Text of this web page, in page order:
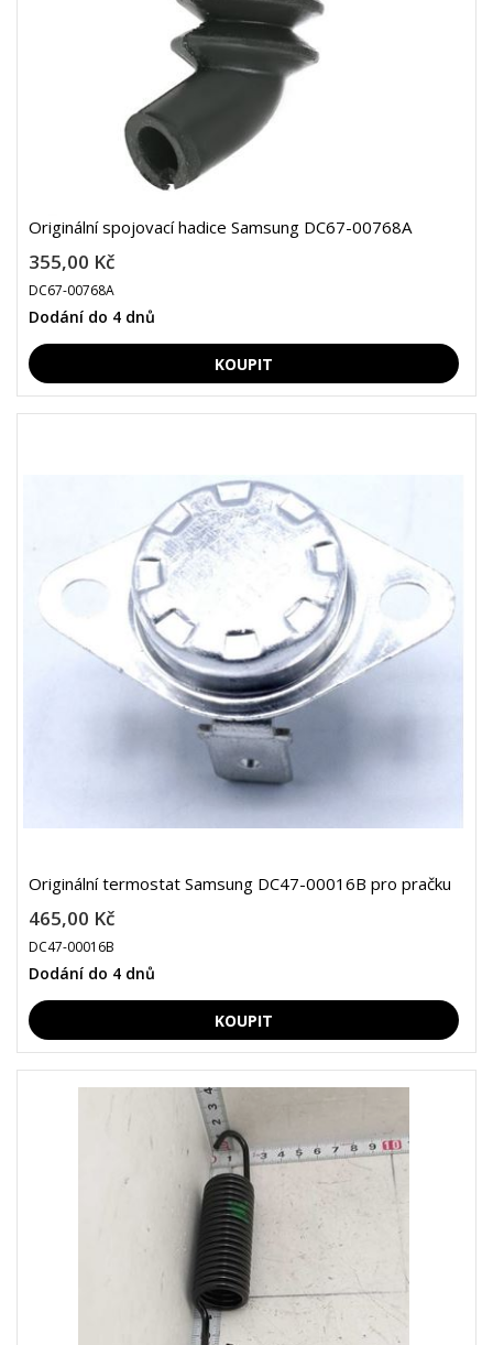
Originální spojovací hadice Samsung DC67-00768A
355,00 Kč
DC67-00768A
Dodání do 4 dnů
Originální termostat Samsung DC47-00016B pro pračku
465,00 Kč
DC47-00016B
Dodání do 4 dnů